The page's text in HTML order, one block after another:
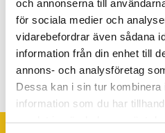
och annonserna till
för sociala medier och
vidarebefordrar även sådana
information från din enhet till
annons- och analysföretag
Dessa kan i sin tur kombinera
information som du har
samlat in när du har använt
med mig!
Andreas Andersson
Verksamhetsansvarig för
0720-71 80 65
vastervik@55plus.se